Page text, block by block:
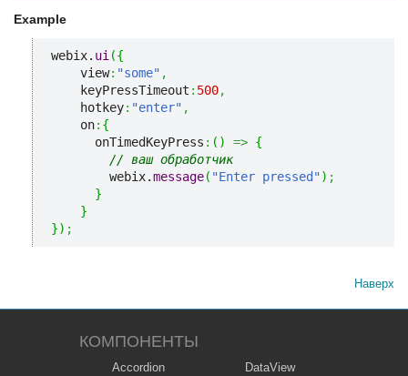
Example
webix. ui ({
    view
: "some" ,
    keyPressTimeout
: 500,
    hotkey
: "enter" ,
    on
: {
      onTimedKeyPress
: ( ) => {
// ваш обработчик
        webix.
message( "Enter pressed") ;
}
}
}) ;
Наверх
КОМПОНЕНТЫ
Accordion
DataView